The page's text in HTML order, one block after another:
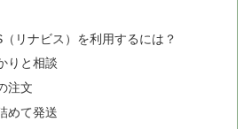
リナビス）を利用するには？
りと相談
注文
めて発送